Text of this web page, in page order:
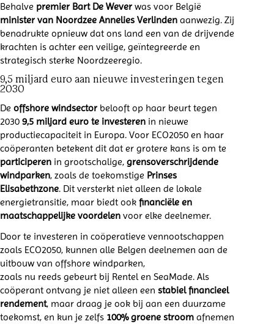
Behalve premier Bart De Weverwas voor België
minister van Noordzee Annelies Verlinden aanwezig. Zij
benadrukte opnieuw dat ons land een van de drijvende
krachten is achter een veilige, geïntegreerde en
strategisch sterke Noordzeeregio.
9,5 miljard euro aan nieuwe investeringen tegen
2030
De offshore windsectorbelooft op haar beurt tegen
2030 9,5 miljard euro te investeren in nieuwe
productiecapaciteit in Europa. Voor ECO2050 en haar
coöperanten betekent dit dat er grotere kans is om te
participeren in grootschalige, grensoverschrijdende
windparken, zoals de toekomstige Prinses
Elisabethzone. Dit versterkt niet alleen de lokale
energietransitie, maar biedt ook financiële en
maatschappelijke voordelen voor elke deelnemer.
Door te investeren in coöperatieve vennootschappen
zoals ECO2050, kunnen alle Belgen deelnemen aan de
uitbouw van offshore windparken,
zoals nu reeds gebeurt bij Rentel en SeaMade. Als
coöperant ontvang je niet alleen een stabiel financieel
rendement, maar draag je ook bij aan een duurzame
toekomst, en kun je zelfs 100% groene stroom afnemen